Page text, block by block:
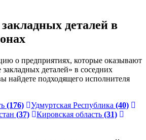
деталей в
о предприятиях, которые оказывают
деталей» в соседних
найдете подходящего исполнителя
(176) Удмуртская Республика (40)
(37) Кировская область (31)